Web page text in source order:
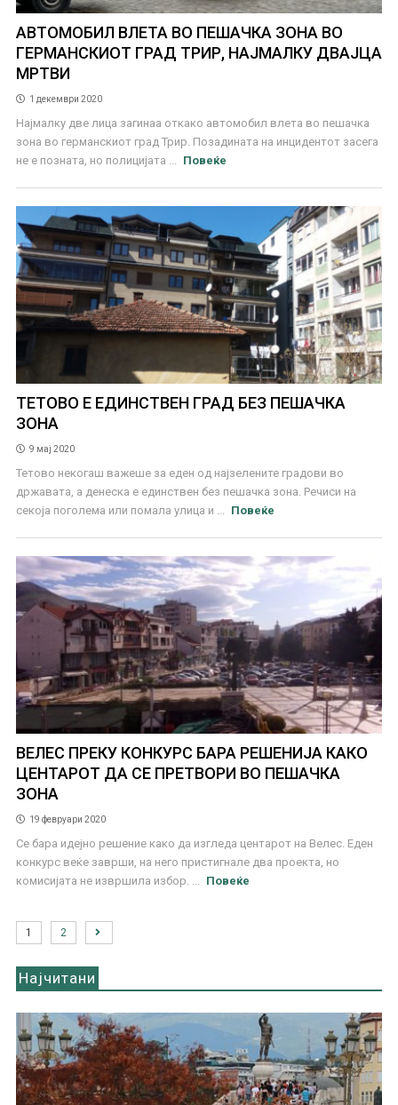
АВТОМОБИЛ ВЛЕТА ВО ПЕШАЧКА ЗОНА ВО
ГЕРМАНСКИОТ ГРАД ТРИР, НАЈМАЛКУ ДВАЈЦА
МРТВИ
1 декември 2020
Најмалку две лица загинаа откако автомобил влета во пешачка
зона во германскиот град Трир. Позадината на инцидентот засега
не е позната, но полицијата ...
Повеќе
ТЕТОВО Е ЕДИНСТВЕН ГРАД БЕЗ ПЕШАЧКА
ЗОНА
9 мај 2020
Тетово некогаш важеше за еден од најзелените градови во
државата, а денеска е единствен без пешачка зона. Речиси на
секоја поголема или помала улица и ...
Повеќе
ВЕЛЕС ПРЕКУ КОНКУРС БАРА РЕШЕНИЈА КАКО
ЦЕНТАРОТ ДА СЕ ПРЕТВОРИ ВО ПЕШАЧКА
ЗОНА
19 февруари 2020
Се бара идејно решение како да изгледа центарот на Велес. Еден
конкурс веќе заврши, на него пристигнале два проекта, но
комисијата не извршила избор. ...
Повеќе
1 2
Најчитани